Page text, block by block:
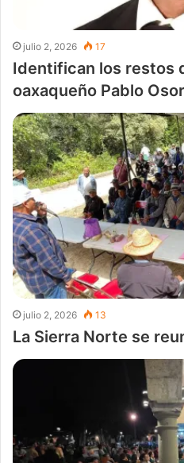
julio 2, 2026 17
Identifican los restos
oaxaqueño Pablo
julio 2, 2026 13
La Sierra Norte se